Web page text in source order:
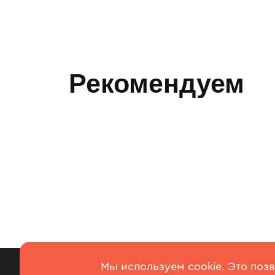
ИспользованиеМы используем cookie. Это
Рекомендуем
Вкусс Суши